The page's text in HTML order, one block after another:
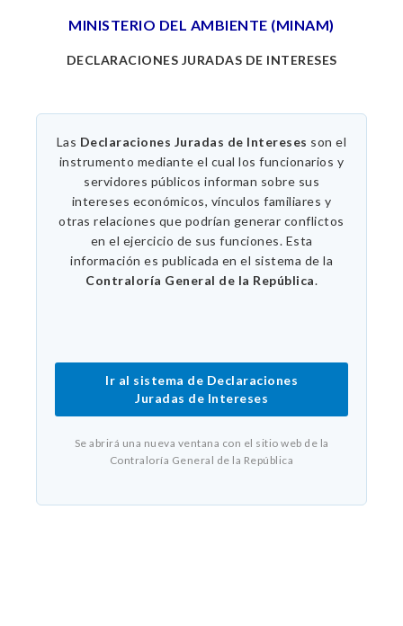
MINISTERIO DEL AMBIENTE (MINAM)
DECLARACIONES JURADAS DE INTERESES
Las Declaraciones Juradas de Intereses son el
instrumento mediante el cual los funcionarios y
servidores públicos informan sobre sus
intereses económicos, vínculos familiares y
otras relaciones que podrían generar conflictos
en el ejercicio de sus funciones. Esta
información es publicada en el sistema de la
Contraloría General de la República.
Ir al sistema de Declaraciones
Juradas de Intereses
Se abrirá una nueva ventana con el sitio web de la
Contraloría General de la República